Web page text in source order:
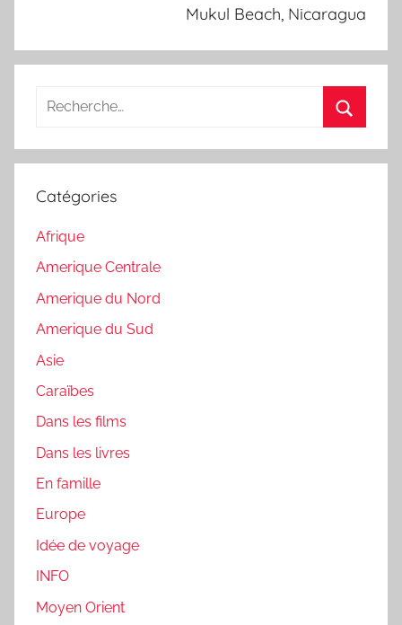
Mukul Beach, Nicaragua
Recherche
:
Catégories
Afrique
Amerique Centrale
Amerique du Nord
Amerique du Sud
Asie
Caraïbes
Dans les films
Dans les livres
En famille
Europe
Idée de voyage
INFO
Moyen Orient